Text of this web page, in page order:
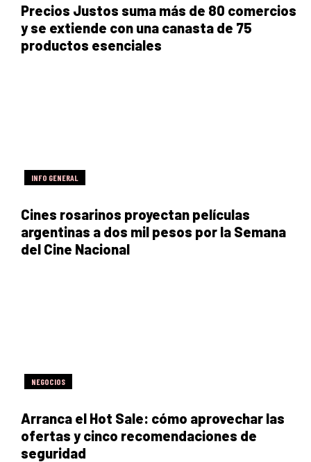
Precios Justos suma más de 80 comercios
y se extiende con una canasta de 75
productos esenciales
INFO GENERAL
Cines rosarinos proyectan películas
argentinas a dos mil pesos por la Semana
del Cine Nacional
NEGOCIOS
Arranca el Hot Sale: cómo aprovechar las
ofertas y cinco recomendaciones de
seguridad